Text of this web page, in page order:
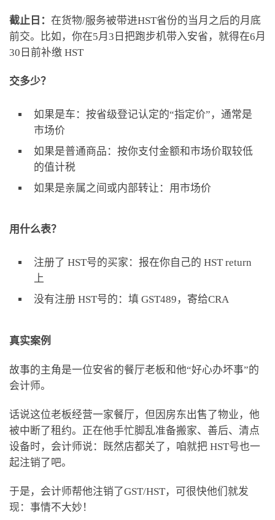
截止日： 在货物/服务被带进HST省份的当月之后的月底
前交。比如，你在5月3日把跑步机带入安省，就得在6月
30日前补缴 HST
交多少？
如果是车：按省级登记认定的“指定价”，通常是
市场价
如果是普通商品：按你支付金额和市场价取较低
的值计税
如果是亲属之间或内部转让：用市场价
用什么表？
注册了 HST号的买家：报在你自己的 HST return
上
没有注册 HST号的：填 GST489，寄给CRA
真实案例
故事的主角是一位安省的餐厅老板和他“好心办坏事”的
会计师。
话说这位老板经营一家餐厅，但因房东出售了物业，他
被中断了租约。正在他手忙脚乱准备搬家、善后、清点
设备时，会计师说：既然店都关了，咱就把 HST号也一
起注销了吧。
于是，会计师帮他注销了GST/HST，可很快他们就发
现：事情不大妙！